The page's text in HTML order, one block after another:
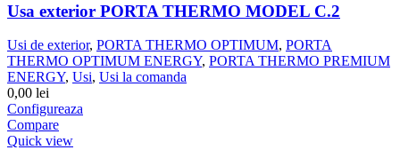
Usa exterior PORTA THERMO MODEL C.2
Usi de exterior, PORTA THERMO OPTIMUM, PORTA
THERMO OPTIMUM ENERGY, PORTA THERMO PREMIUM
ENERGY, Usi, Usi la comanda
0,00 lei
Configureaza
Compare
Quick view